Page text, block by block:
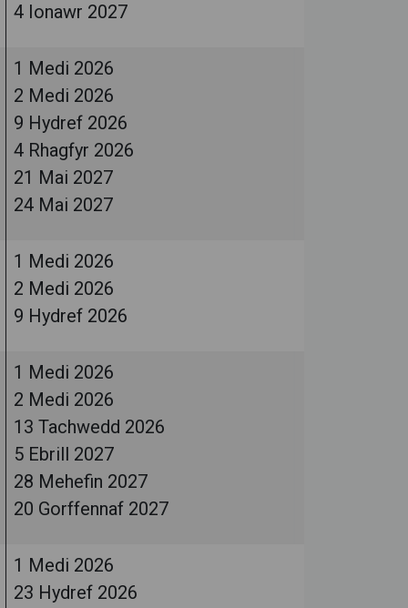
4 Ionawr 2027
1 Medi 2026
2 Medi 2026
9 Hydref 2026
4 Rhagfyr 2026
21 Mai 2027
24 Mai 2027
1 Medi 2026
2 Medi 2026
9 Hydref 2026
1 Medi 2026
2 Medi 2026
13 Tachwedd 2026
5 Ebrill 2027
28 Mehefin 2027
20 Gorffennaf 2027
1 Medi 2026
23 Hydref 2026